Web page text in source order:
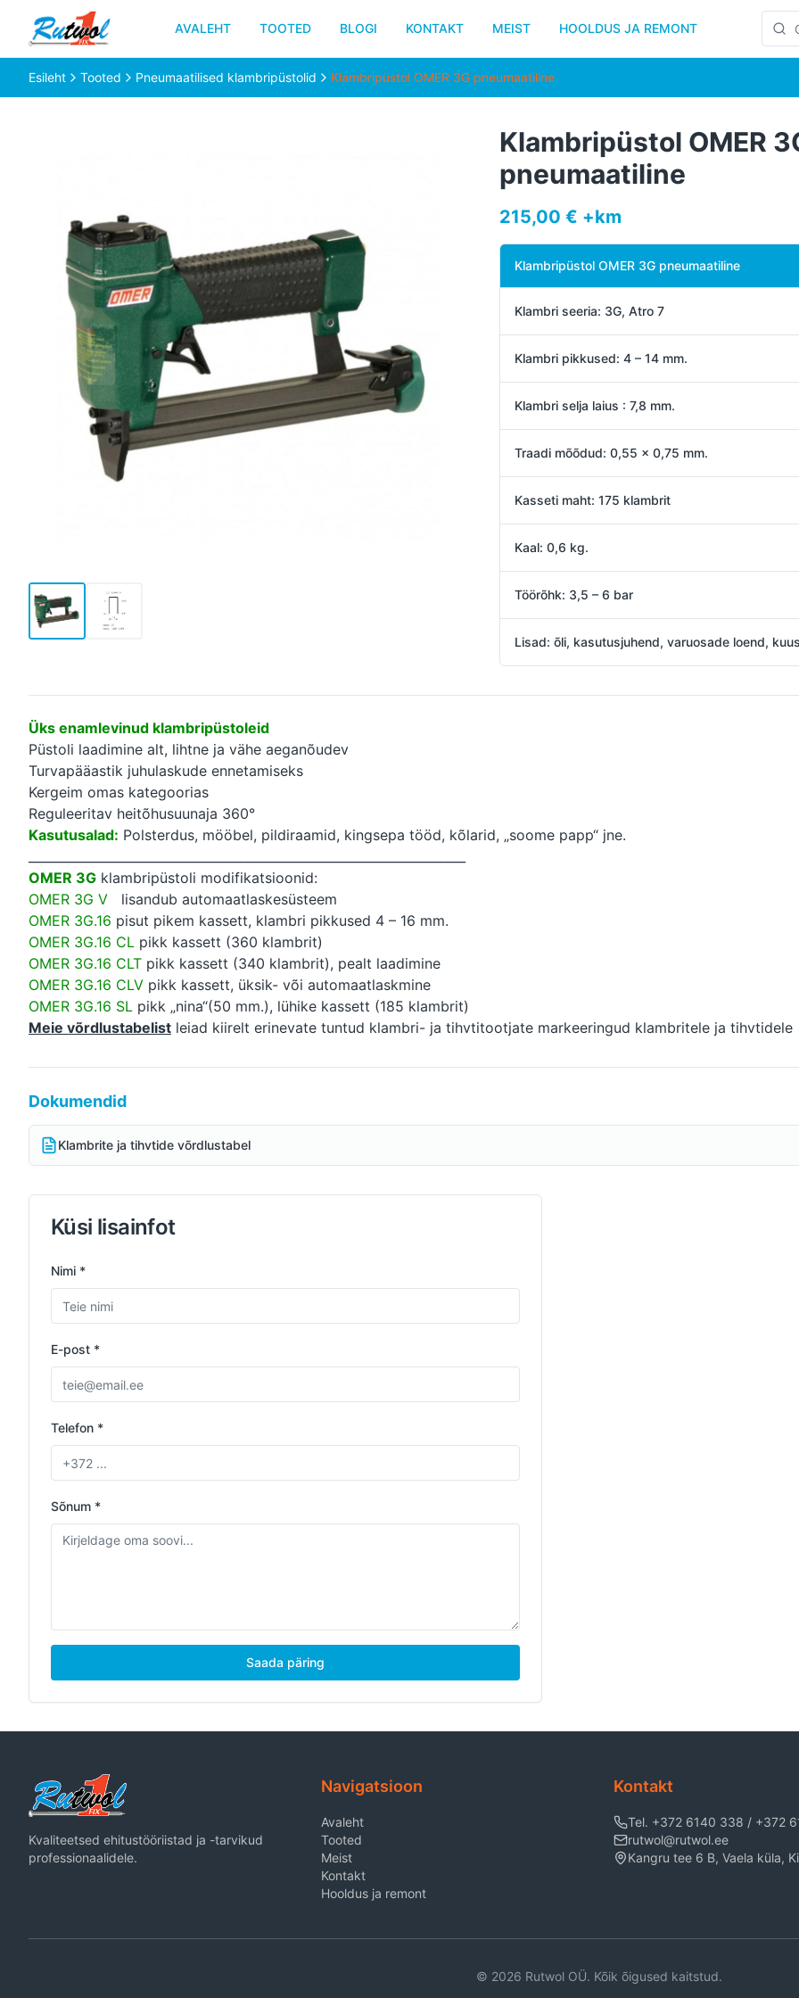
AVALEHT TOOTED BLOGI KONTAKT MEIST HOOLDUS JA REMONT
Esileht Tooted Pneumaatilised klambripüstolid Klambripüstol OMER 3G pneumaatiline
Klambripüstol OMER
pneumaatiline
215,00 € +km
Klambripüstol OMER 3G pneumaatiline
Klambri seeria: 3G, Atro 7
Klambri pikkused: 4 – 14 mm.
Klambri selja laius : 7,8 mm.
Traadi mõõdud: 0,55 x 0,75 mm.
Kasseti maht: 175 klambrit
Kaal: 0,6 kg.
Töörõhk: 3,5 – 6 bar
Lisad: õli, kasutusjuhend, varuosade loend,
Üks enamlevinud klambripüstoleid
Püstoli laadimine alt, lihtne ja vähe aeganõudev
Turvapääastik juhulaskude ennetamiseks
Kergeim omas kategoorias
Reguleeritav heitõhusuunaja 360°
Kasutusalad: Polsterdus, mööbel, pildiraamid, kingsepa tööd, kõlarid, „soome papp“ jne.
OMER 3G klambripüstoli modifikatsioonid:
OMER 3G V lisandub automaatlaskesüsteem
OMER 3G.16 pisut pikem kassett, klambri pikkused 4 – 16 mm.
OMER 3G.16 CL pikk kassett (360 klambrit)
OMER 3G.16 CLT pikk kassett (340 klambrit), pealt laadimine
OMER 3G.16 CLV pikk kassett, üksik- või automaatlaskmine
OMER 3G.16 SL pikk „nina“(50 mm.), lühike kassett (185 klambrit)
Meie võrdlustabelist leiad kiirelt erinevate tuntud klambri- ja tihvtitootjate markeeringud klambritele ja
Dokumendid
Klambrite ja tihvtide võrdlustabel
Küsi lisainfot
Nimi *
E-post *
Telefon *
Sõnum *
Saada päring
Kvaliteetsed ehitustööriistad ja -tarvikud
professionaalidele.
Navigatsioon
Avaleht
Tooted
Meist
Kontakt
Hooldus ja remont
Kontakt
Tel. +372 6140 338 / +372
rutwol@rutwol.ee
Kangru tee 6 B, Vaela küla,
© 2026 Rutwol OÜ. Kõik õigused kaitstud.